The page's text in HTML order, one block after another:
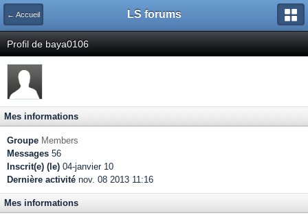
← Accueil LS forums
Profil de baya0106
Mes informations
Groupe Members
Messages 56
Inscrit(e) (le) 04-janvier 10
Dernière activité nov. 08 2013 11:16
Mes informations